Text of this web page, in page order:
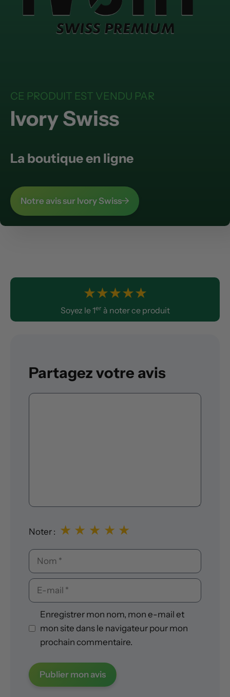
CE PRODUIT EST VENDU PAR
Ivory Swiss
La boutique en ligne
Notre avis sur Ivory Swiss
★★★★★
Soyez le 1er à noter ce produit
Partagez votre avis
Commentaire
Noter : ★
★
★
★
★
Nom
E-
mail
Enregistrer mon nom, mon e-mail et
mon site dans le navigateur pour mon
prochain commentaire.